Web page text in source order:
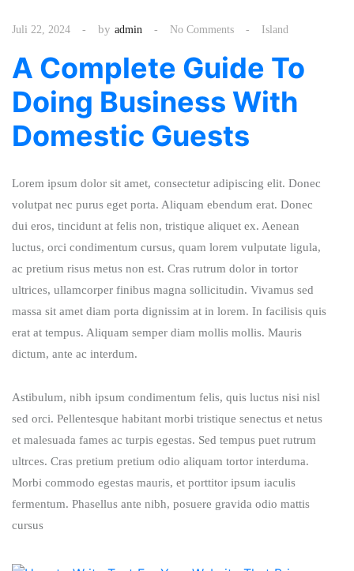
Juli 22, 2024 by admin No Comments Island
A Complete Guide To
Doing Business With
Domestic Guests
Lorem ipsum dolor sit amet, consectetur adipiscing elit. Donec
volutpat nec purus eget porta. Aliquam ebendum erat. Donec
dui eros, tincidunt at felis non, tristique aliquet ex. Aenean
luctus, orci condimentum cursus, quam lorem vulputate ligula,
ac pretium risus metus non est. Cras rutrum dolor in tortor
ultrices, ullamcorper finibus magna sollicitudin. Vivamus sed
massa sit amet diam porta dignissim at in lorem. In facilisis quis
erat at tempus. Aliquam semper diam mollis mollis. Mauris
dictum, ante ac interdum.
Astibulum, nibh ipsum condimentum felis, quis luctus nisi nisl
sed orci. Pellentesque habitant morbi tristique senectus et netus
et malesuada fames ac turpis egestas. Sed tempus puet rutrum
ultrces. Cras pretium pretium odio aliquam tortor interduma.
Morbi commodo egestas mauris, et porttitor ipsum iaculis
fermentum. Phasellus ante nibh, posuere gravida odio mattis
cursus